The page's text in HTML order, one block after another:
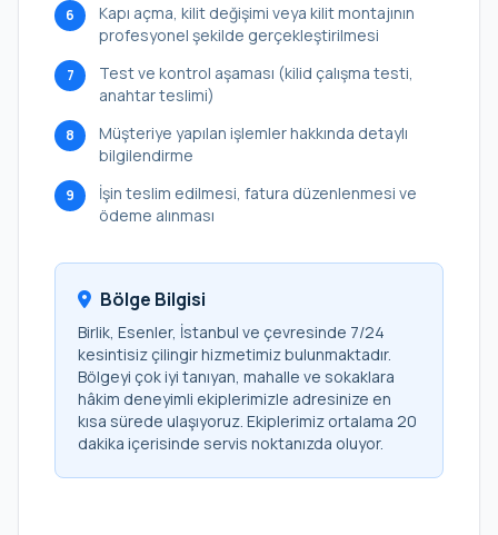
6
Kapı açma, kilit değişimi veya kilit montajının
profesyonel şekilde gerçekleştirilmesi
7
Test ve kontrol aşaması (kilid çalışma testi,
anahtar teslimi)
8
Müşteriye yapılan işlemler hakkında detaylı
bilgilendirme
9
İşin teslim edilmesi, fatura düzenlenmesi ve
ödeme alınması
Bölge Bilgisi
Birlik, Esenler, İstanbul ve çevresinde 7/24
kesintisiz çilingir hizmetimiz bulunmaktadır.
Bölgeyi çok iyi tanıyan, mahalle ve sokaklara
hâkim deneyimli ekiplerimizle adresinize en
kısa sürede ulaşıyoruz. Ekiplerimiz ortalama 20
dakika içerisinde servis noktanızda oluyor.